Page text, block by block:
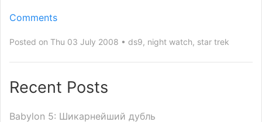
Comments
Posted on Thu 03 July 2008 ds9, night watch, star trek
Recent Posts
Babylon 5: Шикарнейший дубль